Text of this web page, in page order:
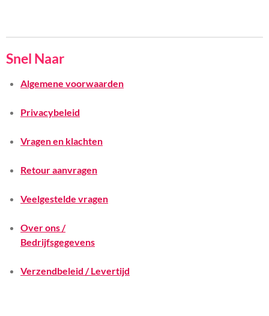
Snel Naar
Algemene voorwaarden
Privacybeleid
Vragen en klachten
Retour aanvragen
Veelgestelde vragen
Over ons /
Bedrijfsgegevens
Verzendbeleid / Levertijd